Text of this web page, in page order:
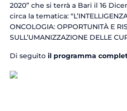
2020” che si terrà a Bari il 16
circa la tematica:
ONCOLOGIA: OPPORTUNITÀ E
SULL’UMANIZZAZIONE DELLE
Di seguito il programma